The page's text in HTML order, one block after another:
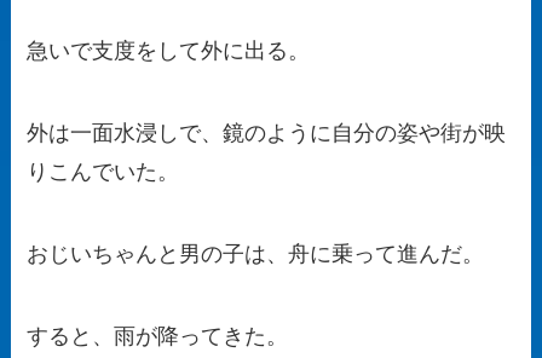
急いで支度をして外に出る。
外は一面水浸しで、鏡のように自分の姿や街が映
りこんでいた。
おじいちゃんと男の子は、舟に乗って進んだ。
すると、雨が降ってきた。